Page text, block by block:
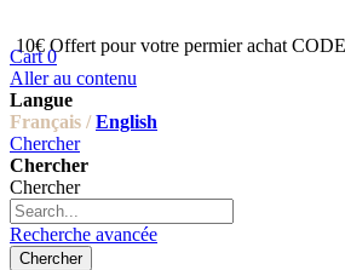
10€ Offert pour votre permier achat
Cart 0
Aller au contenu
Langue
Français / English
Chercher
Chercher
Chercher
Recherche avancée
Chercher